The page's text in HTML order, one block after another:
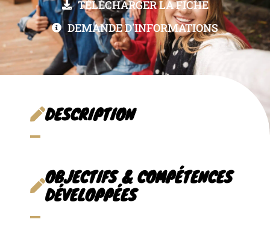
TÉLÉCHARGER LA FICHE
DEMANDE D'INFORMATIONS
DESCRIPTION
OBJECTIFS & COMPÉTENCES
DÉVELOPPÉES